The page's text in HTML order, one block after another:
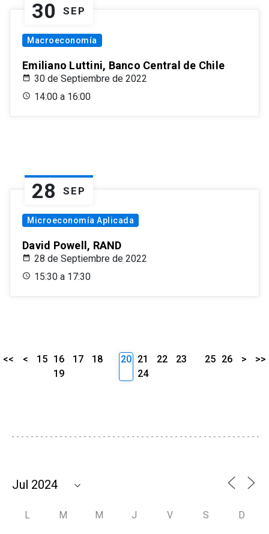
30 SEP
Macroeconomía
Emiliano Luttini, Banco Central de Chile
30 de Septiembre de 2022
14:00 a 16:00
28 SEP
Microeconomía Aplicada
David Powell, RAND
28 de Septiembre de 2022
15:30 a 17:30
<< < 15 16 17
18
19
20 21 22
23
24
25 26 > >>
L M M J V S D